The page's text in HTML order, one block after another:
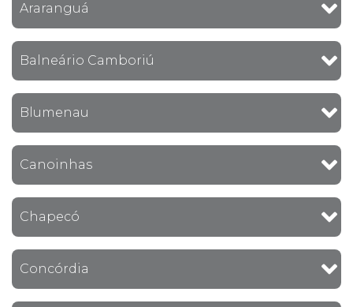
Araranguá
Balneário Camboriú
Blumenau
Canoinhas
Chapecó
Concórdia